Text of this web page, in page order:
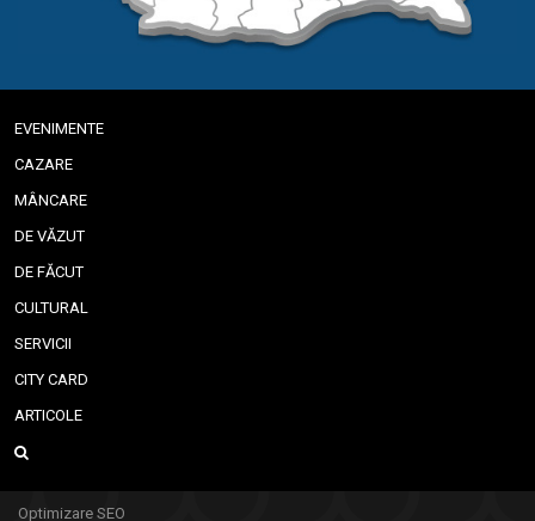
EVENIMENTE
CAZARE
MÂNCARE
DE VĂZUT
DE FĂCUT
CULTURAL
SERVICII
CITY CARD
ARTICOLE
Optimizare SEO